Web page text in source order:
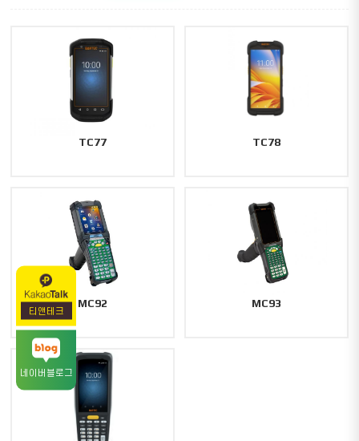
티앤테크
네이버블로그
TC77 TC78
MC92 MC93